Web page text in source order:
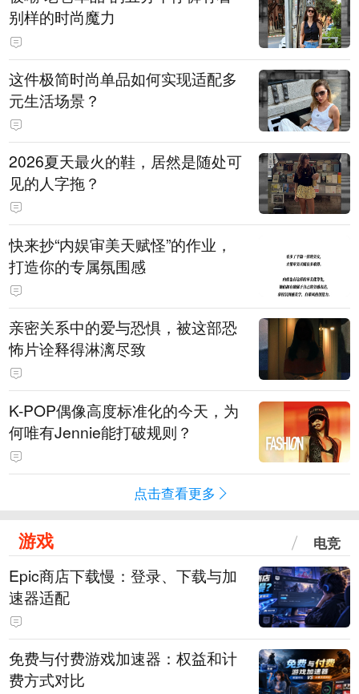
别样的时尚魔力
这件极简时尚单品如何实现适配多
元生活场景？
2026夏天最火的鞋，居然是随处可
见的人字拖？
快来抄“内娱审美天赋怪”的作业，
打造你的专属氛围感
亲密关系中的爱与恐惧，被这部恐
怖片诠释得淋漓尽致
K-POP偶像高度标准化的今天，为
何唯有Jennie能打破规则？
点击查看更多
游戏 电竞
Epic商店下载慢：登录、下载与加
速器适配
免费与付费游戏加速器：权益和计
费方式对比